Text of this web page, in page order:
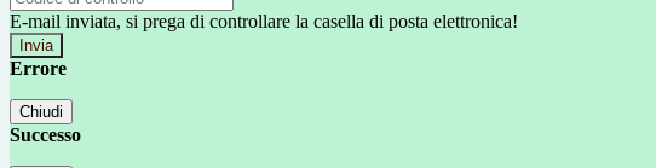
E-mail inviata, si prega di controllare la casella di posta elettronica!
Errore
Chiudi
Successo